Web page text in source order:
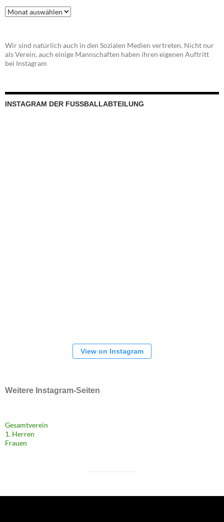
Beitragsarchiv
Wir sind natürlich auch in den Sozialen Medien vertreten. Nicht nur
als Verein, auch einige Mannschaften haben ihren eigenen Auftritt
bei Instagram
INSTAGRAM DER FUSSBALLABTEILUNG
View on Instagram
Weitere Instagram-Seiten
Gesamtverein
1. Herren
Frauen